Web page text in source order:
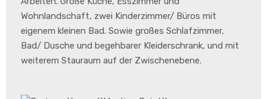
Wohnlandschaft, zwei Kinderzimmer/ Büros mit
eigenem kleinen Bad. Sowie großes Schlafzimmer,
Bad/ Dusche und begehbarer Kleiderschrank, und mit
weiterem Stauraum auf der Zwischenebene.